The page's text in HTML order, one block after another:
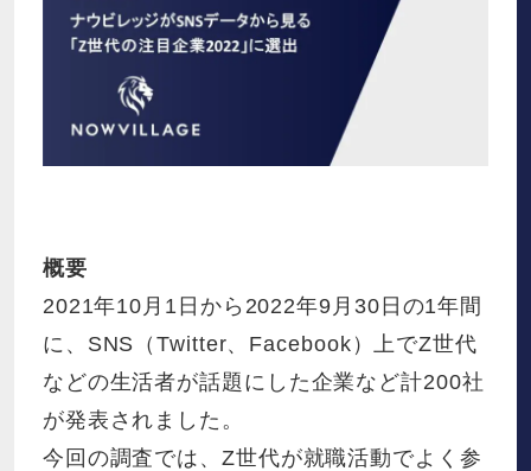
概要
2021年10月1日から2022年9月30日の1年間
に、SNS（Twitter、Facebook）上でZ世代
などの生活者が話題にした企業など計200社
が発表されました。
今回の調査では、Z世代が就職活動でよく参
資料請求 お問い合わせ